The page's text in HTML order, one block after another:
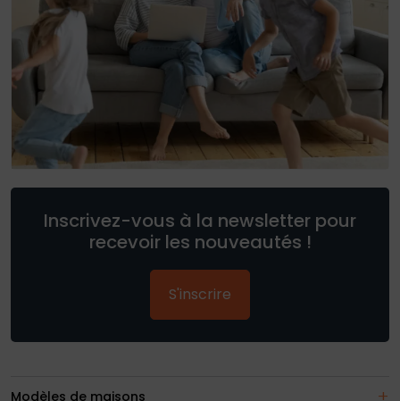
Inscrivez-vous à la newsletter pour
recevoir les nouveautés !
S'inscrire
Modèles de maisons